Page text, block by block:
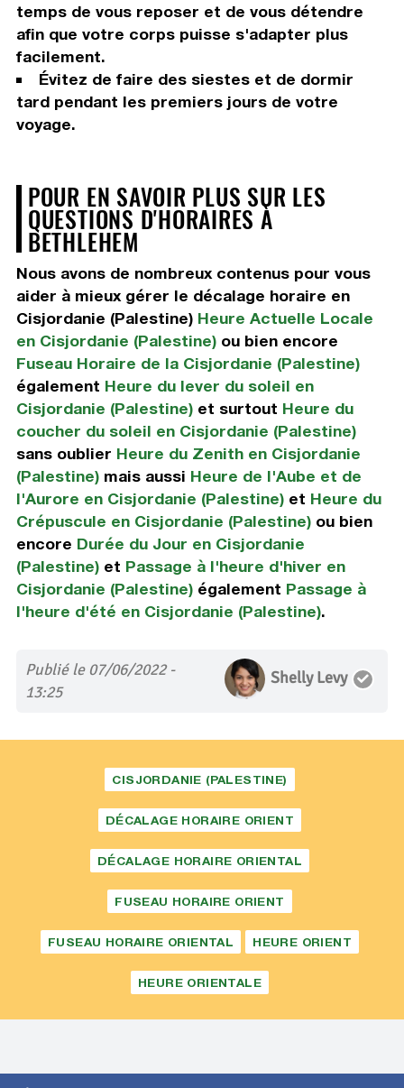
temps de vous reposer et de vous détendre
afin que votre corps puisse s'adapter plus
facilement.
Évitez de faire des siestes et de dormir
tard pendant les premiers jours de votre
voyage.
POUR EN SAVOIR PLUS SUR LES
QUESTIONS D'HORAIRES À
BETHLEHEM
Nous avons de nombreux contenus pour vous
aider à mieux gérer le décalage horaire en
Cisjordanie (Palestine) Heure Actuelle Locale
en Cisjordanie (Palestine)ou bien encore
Fuseau Horaire de la Cisjordanie (Palestine)
également Heure du lever du soleil en
Cisjordanie (Palestine)et surtout Heure du
coucher du soleil en Cisjordanie (Palestine)
sans oublier Heure du Zenith en Cisjordanie
(Palestine)mais aussi Heure de l'Aube et de
l'Aurore en Cisjordanie (Palestine)et Heure du
Crépuscule en Cisjordanie (Palestine)ou bien
encore Durée du Jour en Cisjordanie
(Palestine)et Passage à l'heure d'hiver en
Cisjordanie (Palestine)également Passage à
l'heure d'été en Cisjordanie (Palestine).
Publié le 07/06/2022 -
13:25
Shelly Levy
CISJORDANIE (PALESTINE)
DÉCALAGE HORAIRE ORIENT
DÉCALAGE HORAIRE ORIENTAL
FUSEAU HORAIRE ORIENT
FUSEAU HORAIRE ORIENTAL HEURE ORIENT
HEURE ORIENTALE